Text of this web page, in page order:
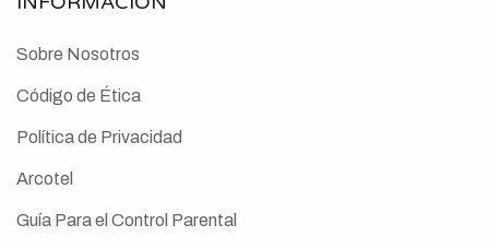
Sobre Nosotros
Código de Ética
Política de Privacidad
Arcotel
Guía Para el Control Parental